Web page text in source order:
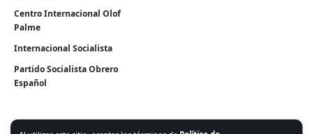
Centro Internacional Olof
Palme
Internacional Socialista
Partido Socialista Obrero
Español